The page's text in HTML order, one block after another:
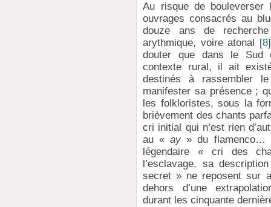
Au risque de
ouvrages consacrés au
douze ans de
arythmique, voire atonal
[8]
douter que dans le Sud
contexte rural, il ait
destinés à rassembler
manifester sa présence ;
les folkloristes, sous la
brièvement des chants
cri initial qui n’est rien
au «ay » du flamenco…
légendaire « cri des
l’esclavage, sa
secret » ne reposent sur
dehors d’une
durant les cinquante